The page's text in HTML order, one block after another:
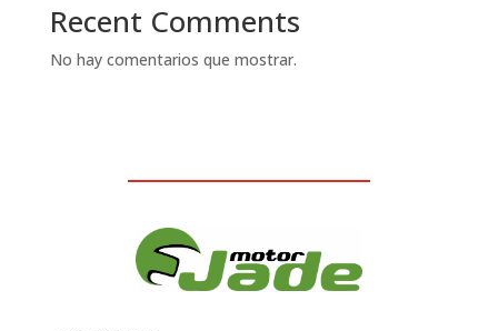
Recent Comments
No hay comentarios que mostrar.